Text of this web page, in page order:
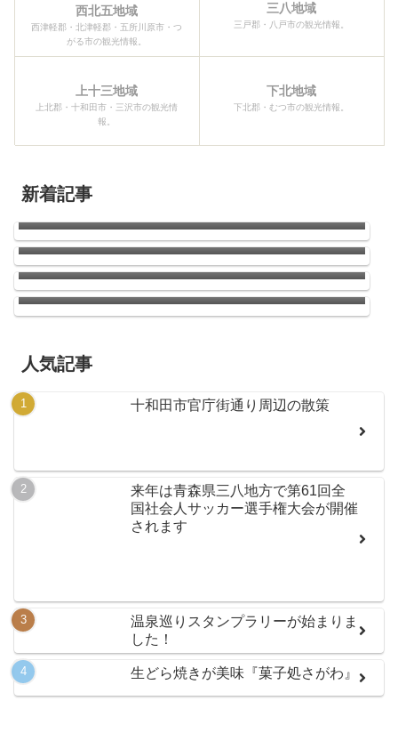
西北五地域
西津軽郡・北津軽郡・五所川原市・つ
がる市の観光情報。
三八地域
三戸郡・八戸市の観光情報。
上十三地域
上北郡・十和田市・三沢市の観光情
報。
下北地域
下北郡・むつ市の観光情報。
新着記事
2026青森ねぶた祭開幕！！
南郷のひまわり
ウニの季節がやってきた！
人気記事
十和田市官庁街通り周辺の散策
来年は青森県三八地方で第61回全
国社会人サッカー選手権大会が開催
されます
温泉巡りスタンプラリーが始まりま
した！
生どら焼きが美味『菓子処さがわ』